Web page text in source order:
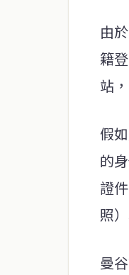
由
籍
站
假
的
證
照
曼